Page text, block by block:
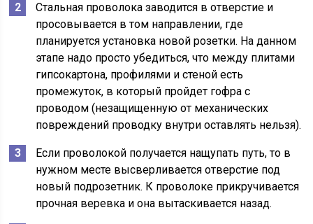
Стальная проволока заводится в отверстие и
просовывается в том направлении, где
планируется установка новой розетки. На данном
этапе надо просто убедиться, что между плитами
гипсокартона, профилями и стеной есть
промежуток, в который пройдет гофра с
проводом (незащищенную от механических
повреждений проводку внутри оставлять нельзя).
Если проволокой получается нащупать путь, то в
нужном месте высверливается отверстие под
новый подрозетник. К проволоке прикручивается
прочная веревка и она вытаскивается назад.